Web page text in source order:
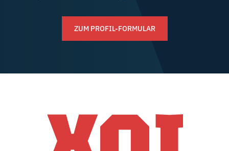
ZUM PROFIL-FORMULAR